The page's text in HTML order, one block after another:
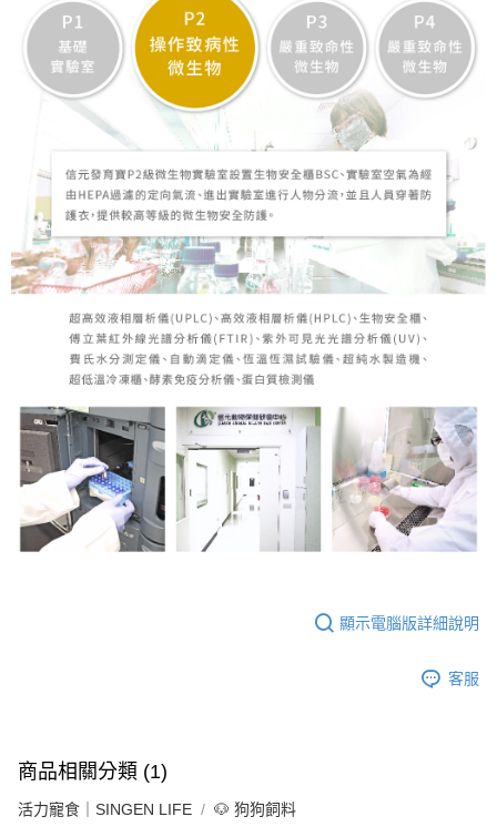
顯示電腦版詳細說明
客服
商品相關分類 (1)
活力寵食｜SINGEN LIFE 🐶 狗狗飼料